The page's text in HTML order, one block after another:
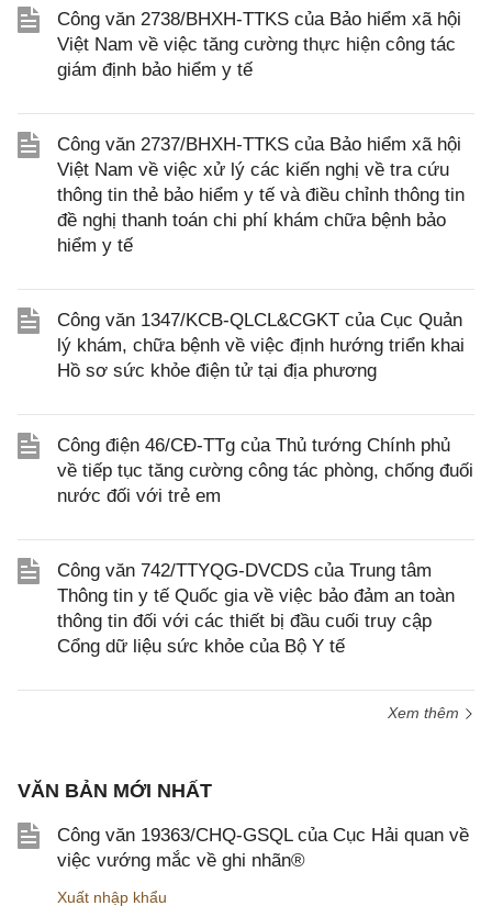
Công văn 2738/BHXH-TTKS của Bảo hiểm xã hội
Việt Nam về việc tăng cường thực hiện công tác
giám định bảo hiểm y tế
Công văn 2737/BHXH-TTKS của Bảo hiểm xã hội
Việt Nam về việc xử lý các kiến nghị về tra cứu
thông tin thẻ bảo hiểm y tế và điều chỉnh thông tin
đề nghị thanh toán chi phí khám chữa bệnh bảo
hiểm y tế
Công văn 1347/KCB-QLCL&CGKT của Cục Quản
lý khám, chữa bệnh về việc định hướng triển khai
Hồ sơ sức khỏe điện tử tại địa phương
Công điện 46/CĐ-TTg của Thủ tướng Chính phủ
về tiếp tục tăng cường công tác phòng, chống đuối
nước đối với trẻ em
Công văn 742/TTYQG-DVCDS của Trung tâm
Thông tin y tế Quốc gia về việc bảo đảm an toàn
thông tin đối với các thiết bị đầu cuối truy cập
Cổng dữ liệu sức khỏe của Bộ Y tế
Xem thêm
VĂN BẢN MỚI NHẤT
Công văn 19363/CHQ-GSQL của Cục Hải quan về
việc vướng mắc về ghi nhãn®
Xuất nhập khẩu